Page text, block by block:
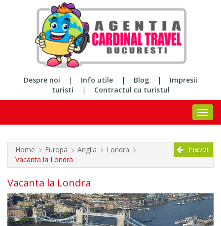
Despre noi | Info utile | Blog |
Impresii
turisti
| Contractul cu turistul
Home Europa Anglia
Londra
Vacanta la Londra
Inapoi
Vacanta la Londra